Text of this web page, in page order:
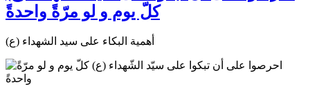
كلّ يوم و لو مرّةً واحدةً
أهمية البكاء على سيد الشهداء (ع)